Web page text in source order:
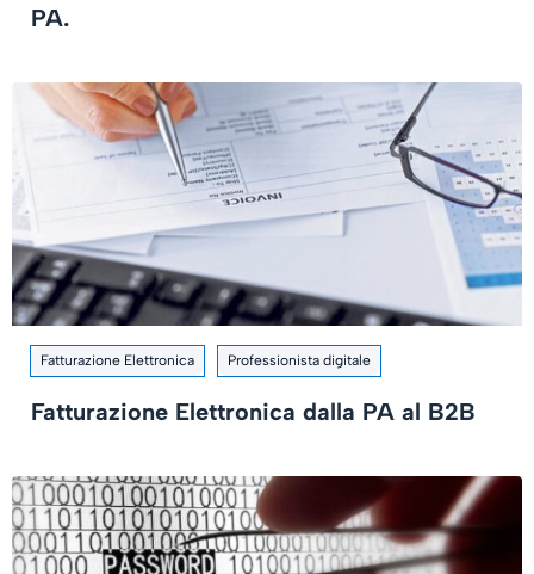
PA.
Fatturazione Elettronica Professionista digitale
Fatturazione Elettronica dalla PA al B2B